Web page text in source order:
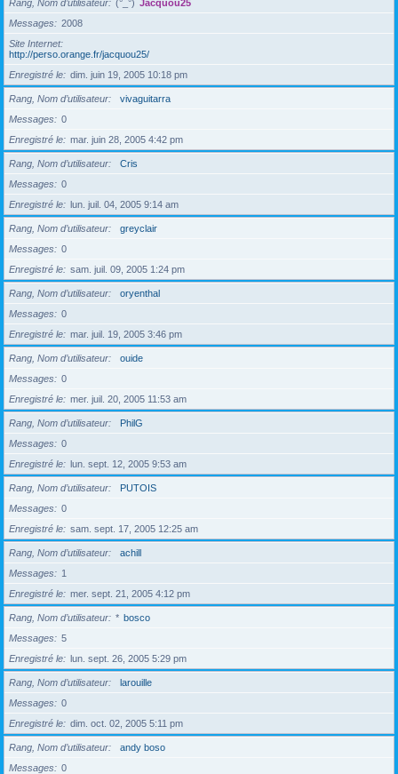
Rang, Nom d’utilisateur (°_°) Jacquou25
Messages
2008
Site Internet
http://perso.orange.fr/jacquou25/
Enregistré le
dim. juin 19, 2005 10:18 pm
Rang, Nom d’utilisateur
vivaguitarra
Messages
0
Enregistré le
mar. juin 28, 2005 4:42 pm
Rang, Nom d’utilisateur
Cris
Messages
0
Enregistré le
lun. juil. 04, 2005 9:14 am
Rang, Nom d’utilisateur
greyclair
Messages
0
Enregistré le
sam. juil. 09, 2005 1:24 pm
Rang, Nom d’utilisateur
oryenthal
Messages
0
Enregistré le
mar. juil. 19, 2005 3:46 pm
Rang, Nom d’utilisateur
ouide
Messages
0
Enregistré le
mer. juil. 20, 2005 11:53 am
Rang, Nom d’utilisateur
PhilG
Messages
0
Enregistré le
lun. sept. 12, 2005 9:53 am
Rang, Nom d’utilisateur
PUTOIS
Messages
0
Enregistré le
sam. sept. 17, 2005 12:25 am
Rang, Nom d’utilisateur
achill
Messages
1
Enregistré le
mer. sept. 21, 2005 4:12 pm
Rang, Nom d’utilisateur * bosco
Messages
5
Enregistré le
lun. sept. 26, 2005 5:29 pm
Rang, Nom d’utilisateur
larouille
Messages
0
Enregistré le
dim. oct. 02, 2005 5:11 pm
Rang, Nom d’utilisateur
andy boso
Messages
0